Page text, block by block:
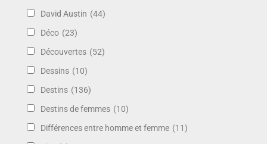
David Austin (44)
Déco (23)
Découvertes (52)
Dessins (10)
Destins (136)
Destins de femmes (10)
Différences entre homme et femme (11)